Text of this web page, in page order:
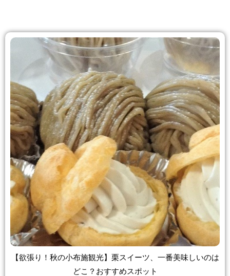
【欲張り！秋の小布施観光】栗スイーツ、一番美味しいのは
どこ？おすすめスポット